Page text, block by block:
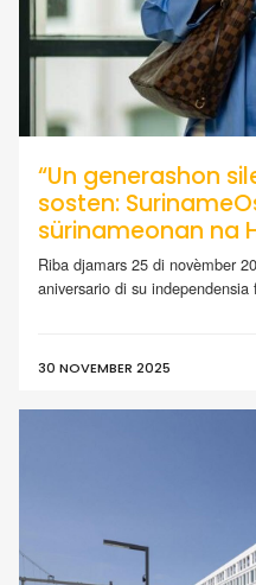
“Un generashon
sosten:
sürinameonan na
Riba djamars 25 di novèmber
aniversario di su
30 NOVEMBER 2025